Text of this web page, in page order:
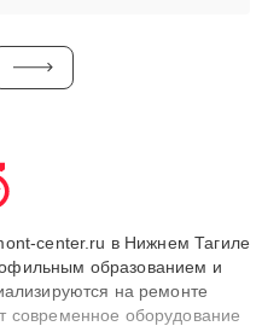
center.ru в Нижнем Тагиле
образованием и
на ремонте
современное оборудование